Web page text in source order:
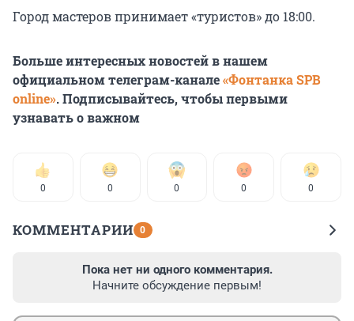
Город мастеров принимает «туристов» до 18:00.
Больше интересных новостей в нашем
официальном телеграм-канале«Фонтанка SPB
online». Подписывайтесь, чтобы первыми
узнавать о важном
0 0 0 0 0
КОММЕНТАРИИ 0
Пока нет ни одного комментария.
Начните обсуждение первым!